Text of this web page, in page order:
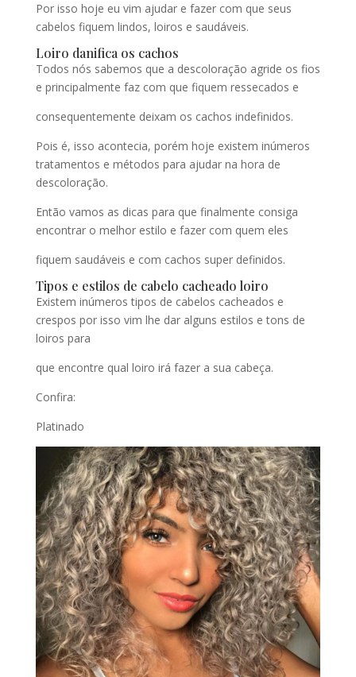
Por isso hoje eu vim ajudar e fazer com que seus
cabelos fiquem lindos, loiros e saudáveis.
Loiro danifica os cachos
Todos nós sabemos que a descoloração agride os fios
e principalmente faz com que fiquem ressecados e
consequentemente deixam os cachos indefinidos.
Pois é, isso acontecia, porém hoje existem inúmeros
tratamentos e métodos para ajudar na hora de
descoloração.
Então vamos as dicas para que finalmente consiga
encontrar o melhor estilo e fazer com quem eles
fiquem saudáveis e com cachos super definidos.
Tipos e estilos de cabelo cacheado loiro
Existem inúmeros tipos de cabelos cacheados e
crespos por isso vim lhe dar alguns estilos e tons de
loiros para
que encontre qual loiro irá fazer a sua cabeça.
Confira:
Platinado